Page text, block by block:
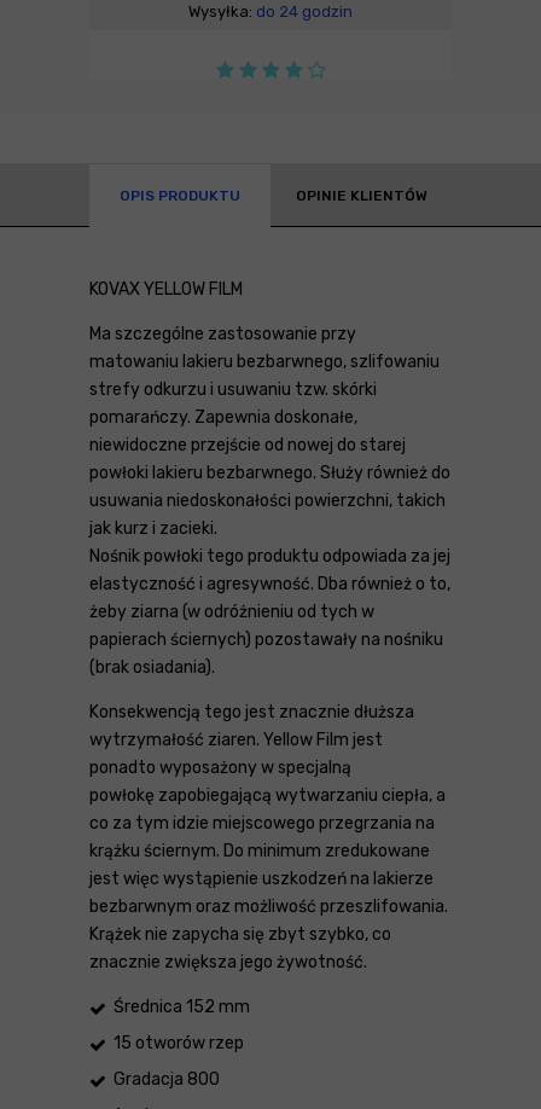
Wysyłka: do 24 godzin
OPIS PRODUKTU OPINIE KLIENTÓW
KOVAX YELLOW FILM
Ma szczególne zastosowanie przy
matowaniu lakieru bezbarwnego, szlifowaniu
strefy odkurzu i usuwaniu tzw. skórki
pomarańczy. Zapewnia doskonałe,
niewidoczne przejście od nowej do starej
powłoki lakieru bezbarwnego. Służy również do
usuwania niedoskonałości powierzchni, takich
jak kurz i zacieki.
Nośnik powłoki tego produktu odpowiada za jej
elastyczność i agresywność. Dba również o to,
żeby ziarna (w odróżnieniu od tych w
papierach ściernych) pozostawały na nośniku
(brak osiadania).
Konsekwencją tego jest znacznie dłuższa
wytrzymałość ziaren. Yellow Film jest
ponadto wyposażony w specjalną
powłokę zapobiegającą wytwarzaniu ciepła, a
co za tym idzie miejscowego przegrzania na
krążku ściernym. Do minimum zredukowane
jest więc wystąpienie uszkodzeń na lakierze
bezbarwnym oraz możliwość przeszlifowania.
Krążek nie zapycha się zbyt szybko, co
znacznie zwiększa jego żywotność.
Średnica 152 mm
15 otworów rzep
Gradacja 800